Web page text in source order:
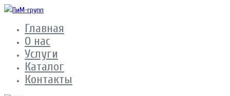
Главная
О нас
Услуги
Каталог
Контакты